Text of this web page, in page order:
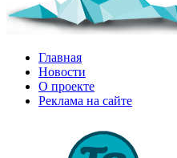
Главная
Новости
О проекте
Реклама на сайте